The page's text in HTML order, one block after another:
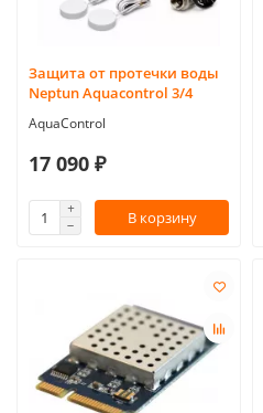
Защита от протечки воды
Neptun Aquacontrol 3/4
AquaControl
17 090 ₽
В корзину